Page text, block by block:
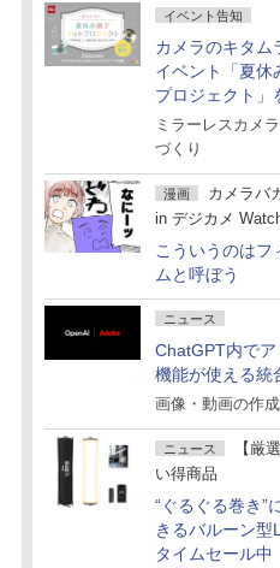
イベント告知
カメラのキタム
イベント「夏休
プロジェクト」
ミラーレスカメ
づくり
漫画
カメラバ
in デジカメ
こういうのはフ
ムと呼ぼう
ニュース
ChatGPT内で
機能が使える統
画像・動画の作
ニュース
【厳
い得商品
“ぐるぐる巻き”
きるバルーン型
タイムセール中